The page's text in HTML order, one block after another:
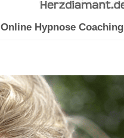
Online Hypnose Coaching